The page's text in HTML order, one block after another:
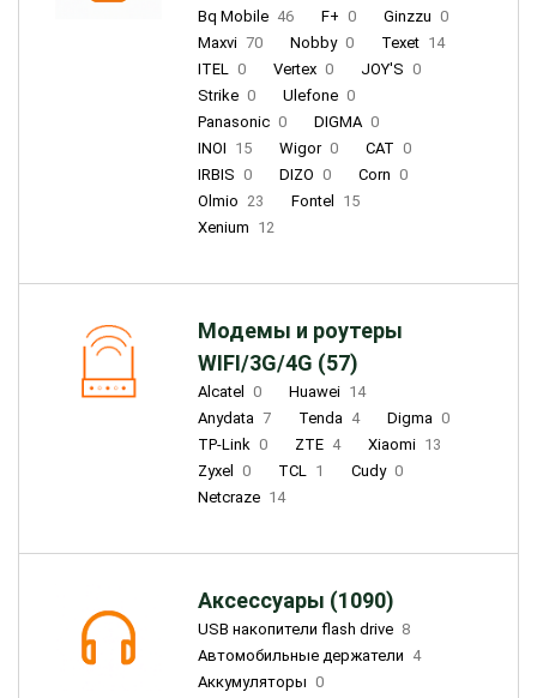
Bq Mobile 46 F+ 0 Ginzzu 0
Maxvi 70 Nobby 0 Texet 14
ITEL 0 Vertex 0 JOY'S 0
Strike 0 Ulefone 0
Panasonic 0 DIGMA 0
INOI 15 Wigor 0 CAT 0
IRBIS 0 DIZO 0 Corn 0
Olmio 23 Fontel
15
Xenium 12
Модемы и роутеры
WIFI/3G/4G (57)
Alcatel 0 Huawei 14
Anydata 7 Tenda 4 Digma 0
TP-Link 0 ZTE 4 Xiaomi 13
Zyxel
0 TCL 1 Cudy 0
Netcraze 14
Аксессуары (1090)
USB накопители flash drive 8
Автомобильные держатели 4
Аккумуляторы 0